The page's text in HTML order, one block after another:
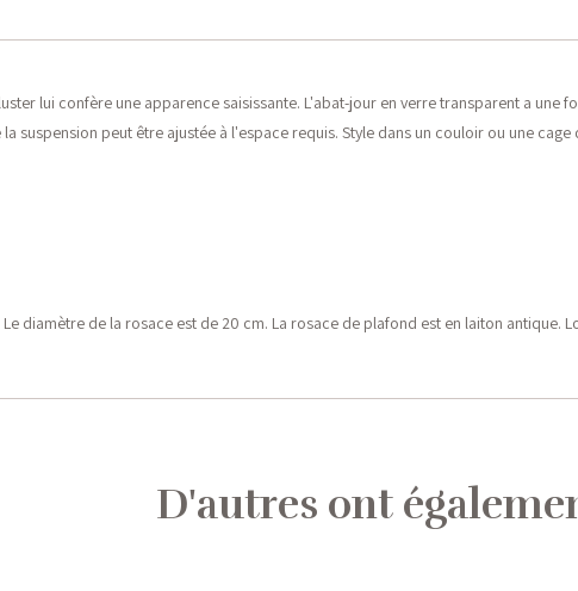
lui confère une apparence saisissante. L'abat-jour en verre transparent a
suspension peut être ajustée à l'espace requis. Style dans un couloir ou une
diamètre de la rosace est de 20 cm. La rosace de plafond est en laiton antique.
D'autres ont